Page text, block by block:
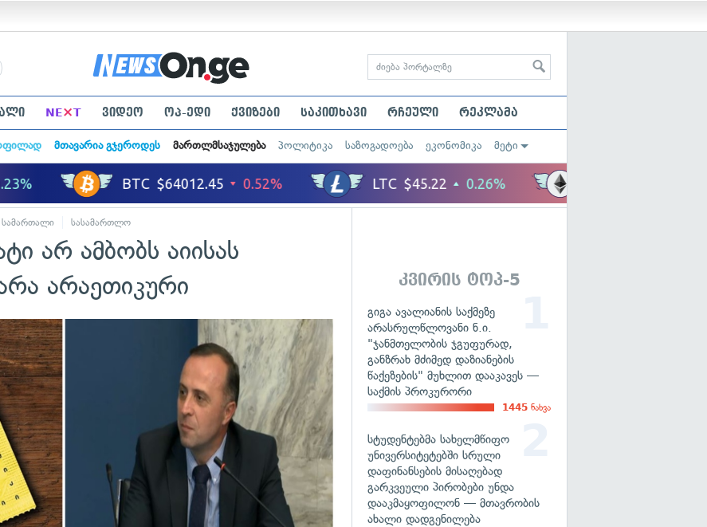
NE×T ვიდეო ოპ-ედი ქვიზები საკითხავი რჩეული რეკლამა
მთავარია გჯეროდეს მართლმსაჯულება პოლიტიკა საზოგადოება ეკონომიკა მეტი
სამართალი სასამართლო
არ ამბობს აიისას
არაეთიკური
კვირის ტოპ-5
გიგა ავალიანის საქმეზე
არასრულწლოვანი ნ.ი.
"ჯანმთელობის ჯგუფურად,
განზრახ მძიმედ დაზიანების
წაქეზების" მუხლით დააკავეს —
საქმის პროკურორი
1445 ნახვა
სტუდენტებმა სახელმწიფო
უნივერსიტეტებში სრული
დაფინანსების მისაღებად
გარკვეული პირობები უნდა
დააკმაყოფილონ — მთავრობის
ახალი დადგენილება